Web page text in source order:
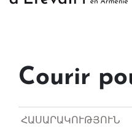
Courir
ՀԱՍԱՐԱԿՈՒԹՅՈՒՆ